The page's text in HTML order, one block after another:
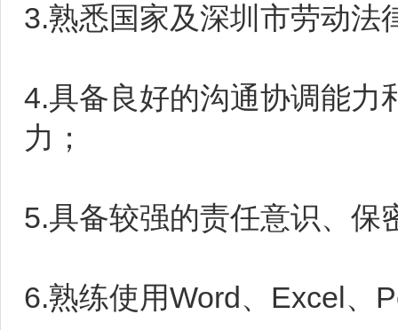
3.熟悉国家及深圳市劳动法
4.具备良好的沟通协调能力
力；
5.具备较强的责任意识、保
6.熟练使用Word、Excel、